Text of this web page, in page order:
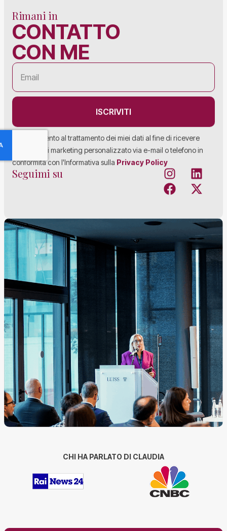
Rimani in
CONTATTO
CON ME
Acconsento al trattamento dei miei dati al fine di ricevere
materiale di marketing personalizzato via e-mail o telefono in
conformità con l'Informativa sulla Privacy Policy
ISCRIVITI
Seguimi su
CHI HA PARLATO DI CLAUDIA